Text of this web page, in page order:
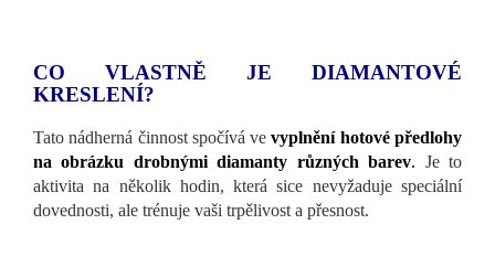
CO VLASTNĚ JE DIAMANTOVÉ
KRESLENÍ?
Tato nádherná činnost spočívá vevyplnění hotové předlohy
na obrázku drobnými diamanty různých barev. Je to
aktivita na několik hodin, která sice nevyžaduje speciální
dovednosti, ale trénuje vaši trpělivost a přesnost.